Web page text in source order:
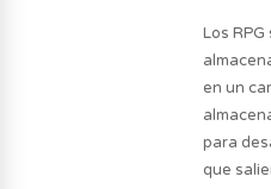
Los
en un
para
que